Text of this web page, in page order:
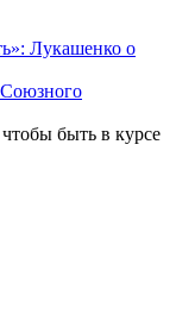
Лукашенко о
Союзного
быть в курсе